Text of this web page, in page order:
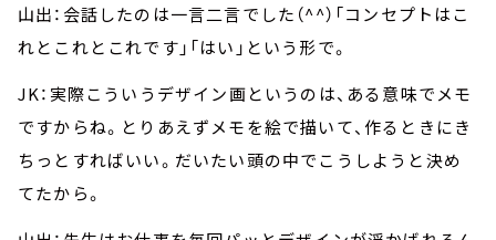
山出：会話したのは一言二言でした（^^）「コンセプトはこ
れとこれとこれです」「はい」という形で。
JK：実際こういうデザイン画というのは、ある意味でメモ
ですからね。とりあえずメモを絵で描いて、作るときにき
ちっとすればいい。だいたい頭の中でこうしようと決め
てたから。